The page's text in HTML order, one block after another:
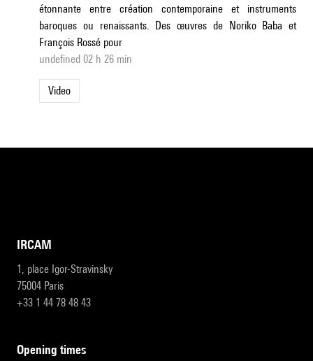
étonnante entre création contemporaine et instruments
baroques ou renaissants. Des œuvres de Noriko Baba et
François Rossé pour
undefined 02 h 26 min
Video
IRCAM
1, place Igor-Stravinsky
75004 Paris
+33 1 44 78 48 43
opening times